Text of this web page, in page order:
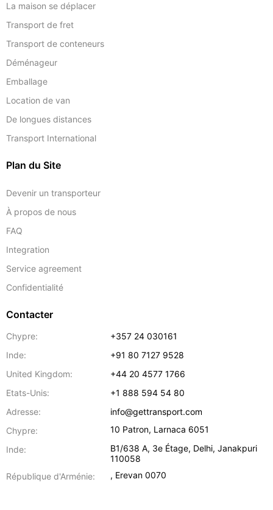
La maison se déplacer
Transport de fret
Transport de conteneurs
Déménageur
Emballage
Location de van
De longues distances
Transport International
Plan du Site
Devenir un transporteur
À propos de nous
FAQ
Integration
Service agreement
Confidentialité
Contacter
Chypre:
+357 24 030161
Inde:
+91 80 7127 9528
United Kingdom:
+44 20 4577 1766
Etats-Unis:
+1 888 594 54 80
Adresse:
info@gettransport.com
Chypre:
10 Patron, Larnaca 6051
Inde:
B1/638 A, 3e Étage, Delhi,Janakpuri
110058
République d'Arménie:
, Erevan 0070